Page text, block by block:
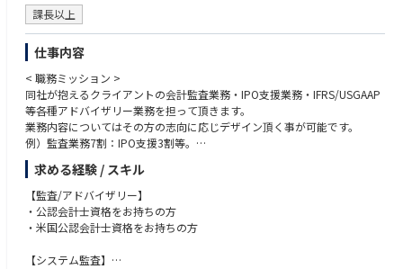
課長以上
仕事内容
< 職務ミッション >
同社が抱えるクライアントの会計監査業務・IPO支援業務・IFRS/USGAAP
等各種アドバイザリー業務を担って頂きます。
業務内容についてはその方の志向に応じデザイン頂く事が可能です。
例）監査業務7割：IPO支援3割等。
< 職務内容 >
1.法定監査業務
財務諸表監査（四半期レビュー含む）、海外向け財務諸表監査、内部統制
作成、鑑定評価、コンプライアンス検証業務、その他財務情報レビュー
求める経験 / スキル
【監査/アドバイザリー】
・公認会計士資格をお持ちの方
・米国公認会計士資格をお持ちの方
【システム監査】